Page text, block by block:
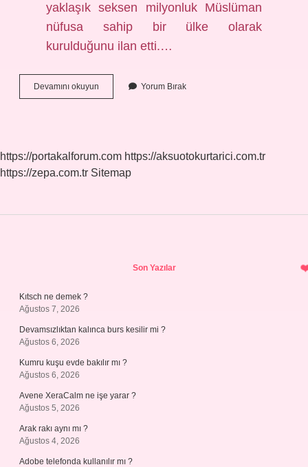
yaklaşık seksen milyonluk Müslüman
nüfusa sahip bir ülke olarak
kurulduğunu ilan etti.…
Devamını okuyun Pakistan
Milli
Yorum Bırak
https://portakalforum.com https://aksuotokurtarici.com.tr
https://zepa.com.tr Sitemap
Son Yazılar
Kıtsch ne demek ?
Ağustos 7, 2026
Devamsızlıktan kalınca burs kesilir mi ?
Ağustos 6, 2026
Kumru kuşu evde bakılır mı ?
Ağustos 6, 2026
Avene XeraCalm ne işe yarar ?
Ağustos 5, 2026
Arak rakı aynı mı ?
Ağustos 4, 2026
Adobe telefonda kullanılır mı ?